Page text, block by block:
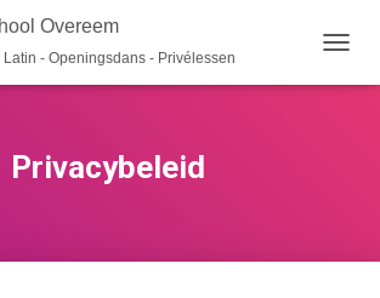
Overeem
Latin - Openingsdans - Privélessen
O
Privacybeleid